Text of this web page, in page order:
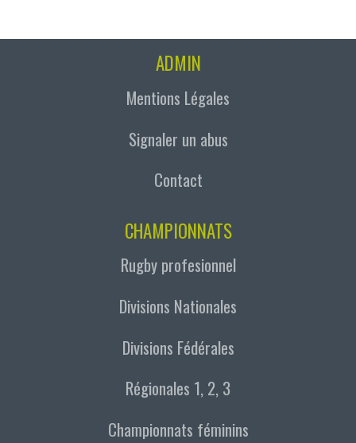
ADMIN
Mentions Légales
Signaler un abus
Contact
CHAMPIONNATS
Rugby profesionnel
Divisions Nationales
Divisions Fédérales
Régionales 1, 2, 3
Championnats féminins